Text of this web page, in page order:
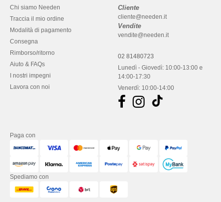
Chi siamo Needen
Traccia il mio ordine
Modalità di pagamento
Consegna
Rimborso/ritorno
Aiuto & FAQs
I nostri impegni
Lavora con noi
Cliente
cliente@needen.it
Vendite
vendite@needen.it
02 81480723
Lunedì - Giovedì: 10:00-13:00 e
14:00-17:30
Venerdì: 10:00-14:00
Paga con
Spediamo con